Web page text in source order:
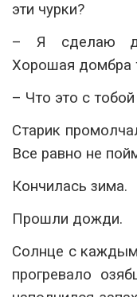
эти чурки?
– Я сделаю
Хорошая домбра
– Что это с
Старик
Все равно не
Кончилась зима.
Прошли дожди.
Солнце с
прогревало